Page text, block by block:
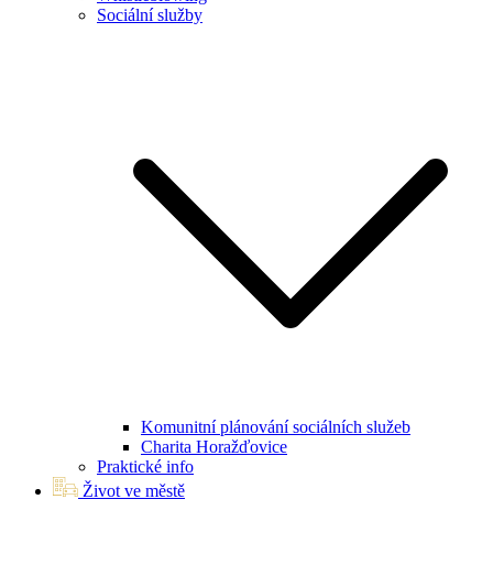
Sociální služby
Komunitní plánování sociálních služeb
Charita Horažďovice
Praktické info
Život ve městě